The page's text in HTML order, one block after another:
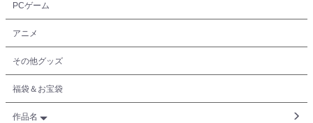
PCゲーム
アニメ
その他グッズ
福袋＆お宝袋
作品名